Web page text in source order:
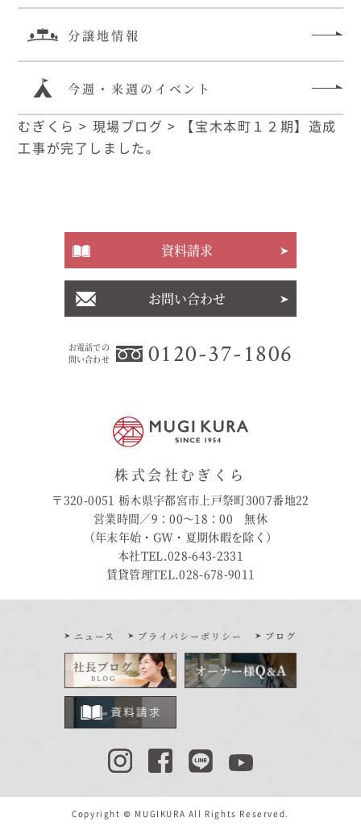
分譲地情報
今週・来週のイベント
むぎくら > 現場ブログ >
【宝木本町１２期】造成
工事が完了しました。
お電話での
問い合わせ
0120-37-1806
資料請求
お問い合わせ
株式会社むぎくら
〒320-0051 栃木県宇都宮市上戸祭町3007番地22
営業時間／9：00〜18：00 無休
（年末年始・GW・夏期休暇を除く）
本社TEL.028-643-2331
賃貸管理TEL.028-678-9011
ニュース プライバシーポリシー ブログ
Copyright © MUGIKURA All Rights Reserved.